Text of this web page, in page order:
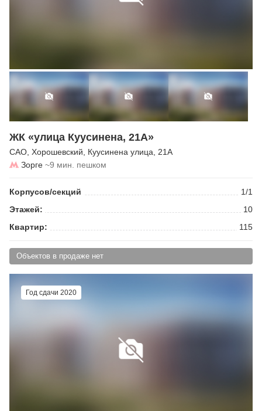
ЖК «улица Куусинена, 21А»
САО Хорошевский Куусинена улица , 21А
Зорге ~9 мин. пешком
Корпусов/секций
1/1
Этажей:
10
Квартир:
115
Объектов в продаже нет
Год сдачи 2020